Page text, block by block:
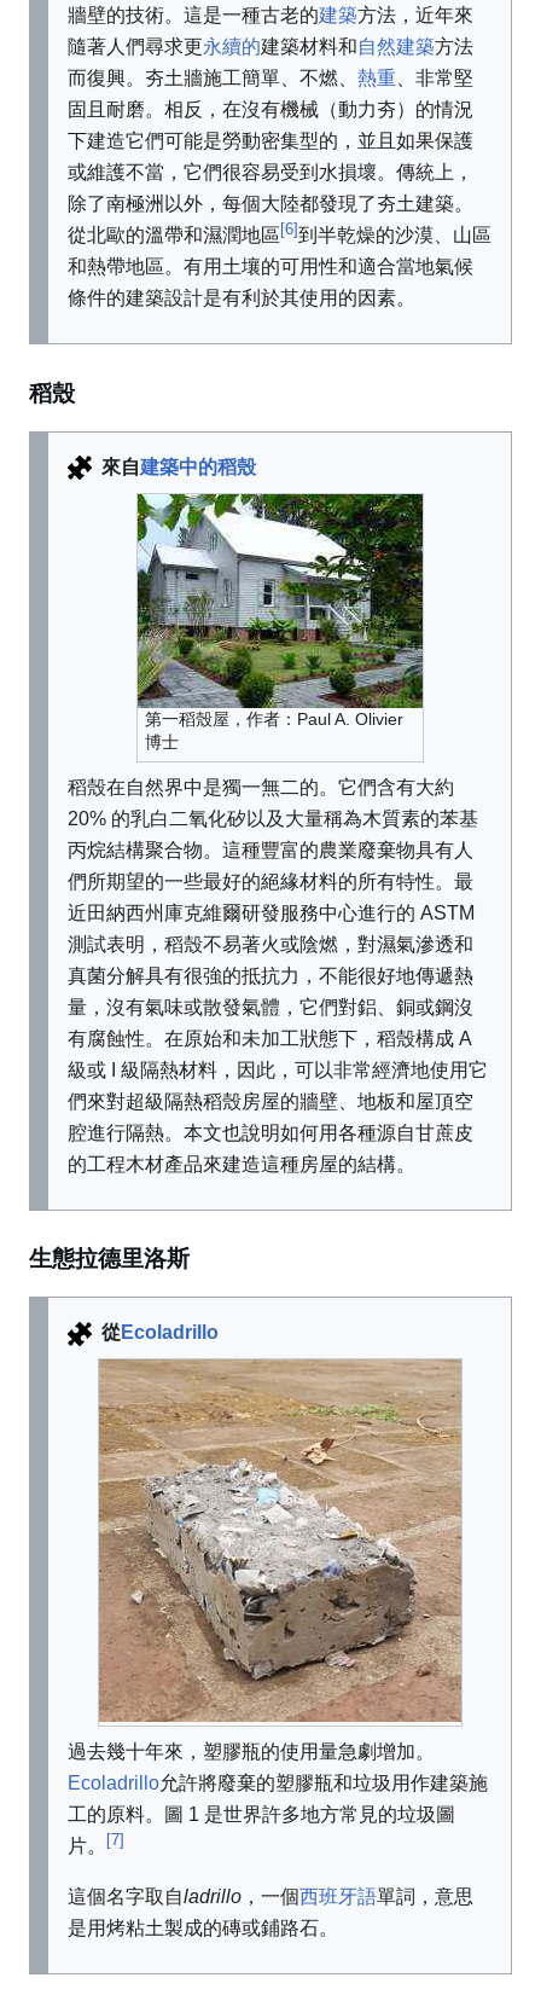
牆壁的技術。這是一種古老的建築方法，近年來
隨著人們尋求更永續的建築材料和自然建築方法
而復興。夯土牆施工簡單、不燃、 熱重 、非常堅
固且耐磨。相反，在沒有機械（動力夯）的情況
下建造它們可能是勞動密集型的，並且如果保護
或維護不當，它們很容易受到水損壞。傳統上，
除了南極洲以外，每個大陸都發現了夯土建築。
從北歐的溫帶和濕潤地區[6]到半乾燥的沙漠、山區
和熱帶地區。有用土壤的可用性和適合當地氣候
條件的建築設計是有利於其使用的因素。
稻殼
來自建築中的稻殼
第一稻殼屋，作者：Paul A. Olivier
博士
稻殼在自然界中是獨一無二的。它們含有大約
20% 的乳白二氧化矽以及大量稱為木質素的苯基
丙烷結構聚合物。這種豐富的農業廢棄物具有人
們所期望的一些最好的絕緣材料的所有特性。最
近田納西州庫克維爾研發服務中心進行的 ASTM
測試表明，稻殼不易著火或陰燃，對濕氣滲透和
真菌分解具有很強的抵抗力，不能很好地傳遞熱
量，沒有氣味或散發氣體，它們對鋁、銅或鋼沒
有腐蝕性。在原始和未加工狀態下，稻殼構成 A
級或 I 級隔熱材料，因此，可以非常經濟地使用它
們來對超級隔熱稻殼房屋的牆壁、地板和屋頂空
腔進行隔熱。本文也說明如何用各種源自甘蔗皮
的工程木材產品來建造這種房屋的結構。
生態拉德里洛斯
從Ecoladrillo
過去幾十年來，塑膠瓶的使用量急劇增加。
Ecoladrillo允許將廢棄的塑膠瓶和垃圾用作建築施
工的原料。圖 1 是世界許多地方常見的垃圾圖
片。
[7]
這個名字取自ladrillo ，一個西班牙語單詞，意思
是用烤粘土製成的磚或鋪路石。